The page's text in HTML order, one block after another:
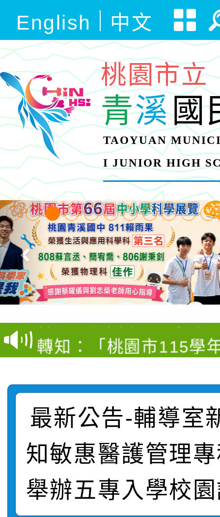
English 中文
桃園市立
青溪國
TAOYUAN
I JUNIOR HIGH
【甄選結果(第4招)】
學年度第1學期第9次代
【甄選結果(第12招)】
結果(第12招)
賽及師生本土語及新住
轉知：「桃園市115學
動辦法」
轉知臺中市政府政風處
城市手牽手，綠能透明
畫影片一案
轉知：「115學年度全
劇比賽實施要點」及修
表
轉知：桃園市115年度
敬師藝文競賽』實施計
【甄選結果(第11招)】
學年度第1學期第7次代
【甄選結果(第3招)】
最新公告-輔導室
知敏惠醫護管理
舉辦五專入學校